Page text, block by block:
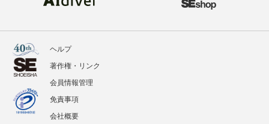
ヘルプ
著作権・リンク
会員情報管理
免責事項
会社概要